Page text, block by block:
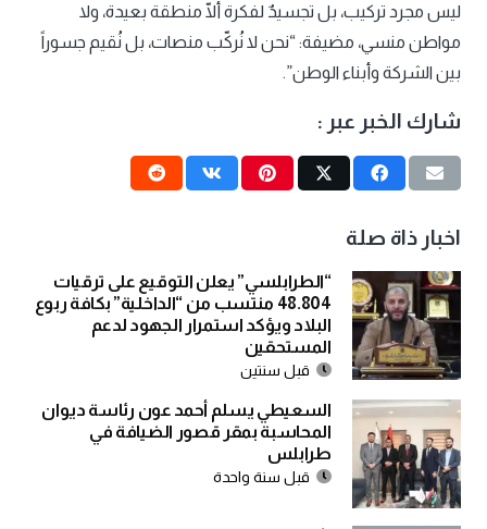
ليس مجرد تركيب، بل تجسيدٌ لفكرة ألّا منطقة بعيدة، ولا
مواطن منسي، مضيفة: “نحن لا نُركّب منصات، بل نُقيم جسوراً
بين الشركة وأبناء الوطن”.
شارك الخبر عبر :
اخبار ذاة صلة
“الطرابلسي” يعلن التوقيع على ترقيات
48.804 منتسب من “الداخلية” بكافة ربوع
البلاد ويؤكد استمرار الجهود لدعم
المستحقين
قبل سنتين
السعيطي يسلم أحمد عون رئاسة ديوان
المحاسبة بمقر قصور الضيافة في
طرابلس
قبل سنة واحدة